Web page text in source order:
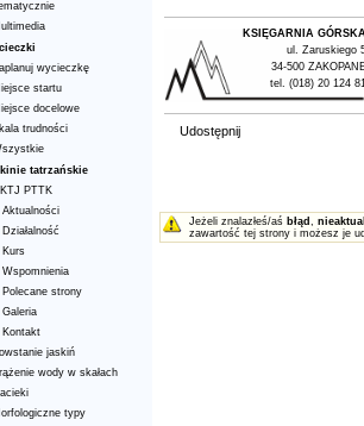
wycieczkę
startu
docelowe
trudności
tatrzańskie
PTTK
Aktualności
Działalność
Kurs
Wspomnienia
Polecane strony
Galeria
Kontakt
jaskiń
wody w skałach
typy
KSIĘGARNIA
ul. Zaruskiego
34-500
tel. (018) 20 124
Udostępnij
Jeżeli znalazłeś/aś błąd ,
zawartość tej strony i możesz je